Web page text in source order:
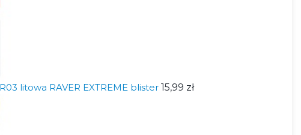
litowa RAVER EXTREME blister 15,99 zł